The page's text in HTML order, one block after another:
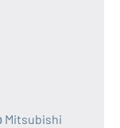
Mitsubishi